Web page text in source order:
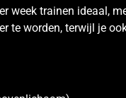
week trainen ideaal,
te worden, terwijl je